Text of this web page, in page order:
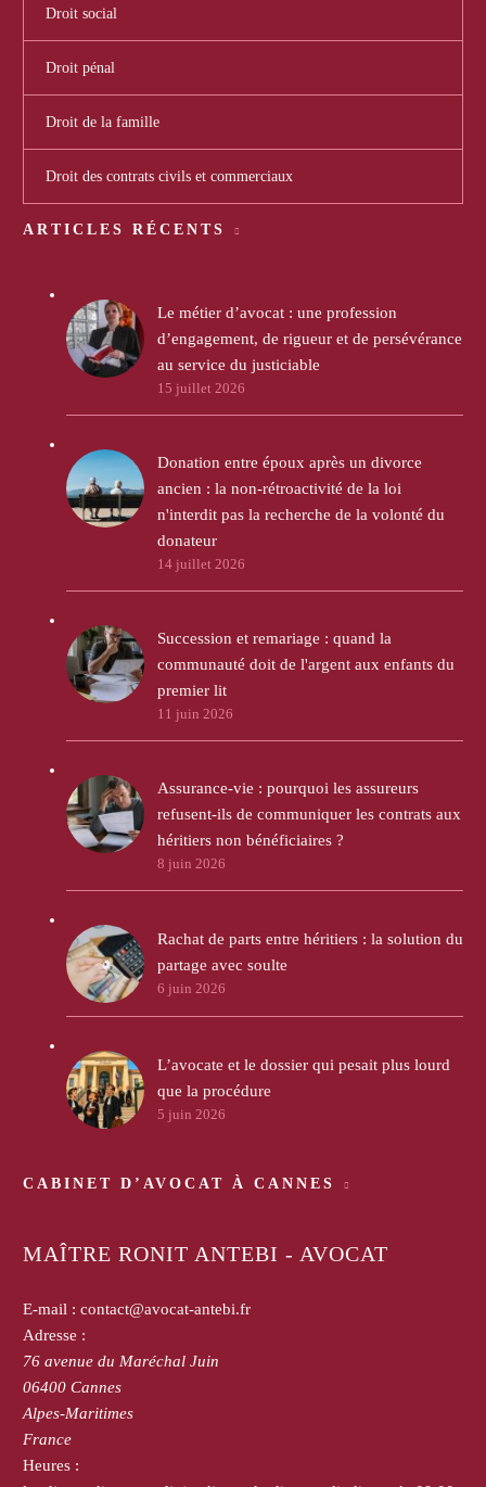
Droit social
Droit pénal
Droit de la famille
Droit des contrats civils et commerciaux
ARTICLES RÉCENTS
Le métier d’avocat : une profession
d’engagement, de rigueur et de persévérance
au service du justiciable
15 juillet 2026
Donation entre époux après un divorce
ancien : la non-rétroactivité de la loi
n'interdit pas la recherche de la volonté du
donateur
14 juillet 2026
Succession et remariage : quand la
communauté doit de l'argent aux enfants du
premier lit
11 juin 2026
Assurance-vie : pourquoi les assureurs
refusent-ils de communiquer les contrats aux
héritiers non bénéficiaires ?
8 juin 2026
Rachat de parts entre héritiers : la solution du
partage avec soulte
6 juin 2026
L’avocate et le dossier qui pesait plus lourd
que la procédure
5 juin 2026
CABINET D’AVOCAT À CANNES
MAÎTRE RONIT ANTEBI - AVOCAT
E-mail : contact@avocat-antebi.fr
Adresse :
76 avenue du Maréchal Juin
06400 Cannes
Alpes-Maritimes
France
Heures :